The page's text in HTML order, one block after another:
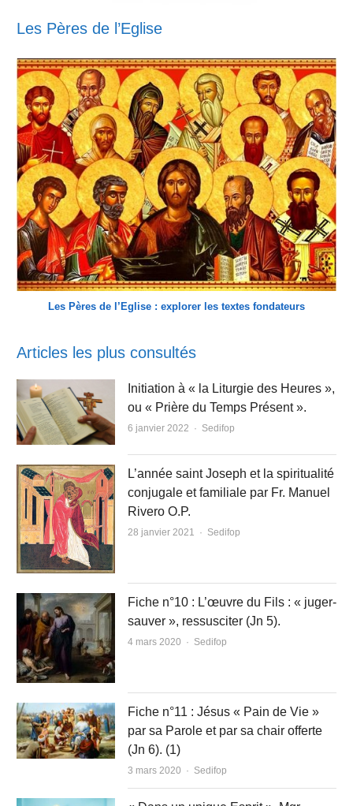
Les Pères de l’Eglise
Les Pères de l’Eglise : explorer les textes fondateurs
Articles les plus consultés
Initiation à « la Liturgie des Heures »,
ou « Prière du Temps Présent ».
6 janvier 2022 Author
Sedifop
L’année saint Joseph et la spiritualité
conjugale et familiale par Fr. Manuel
Rivero O.P.
28 janvier 2021 Author
Sedifop
Fiche n°10 : L’œuvre du Fils : « juger-
sauver », ressusciter (Jn 5).
4 mars 2020 Author
Sedifop
Fiche n°11 : Jésus « Pain de Vie »
par sa Parole et par sa chair offerte
(Jn 6). (1)
3 mars 2020 Author
Sedifop